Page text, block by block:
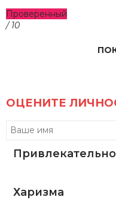
Проверенный
/ 10
ОЦЕНИТЕ
Харизма